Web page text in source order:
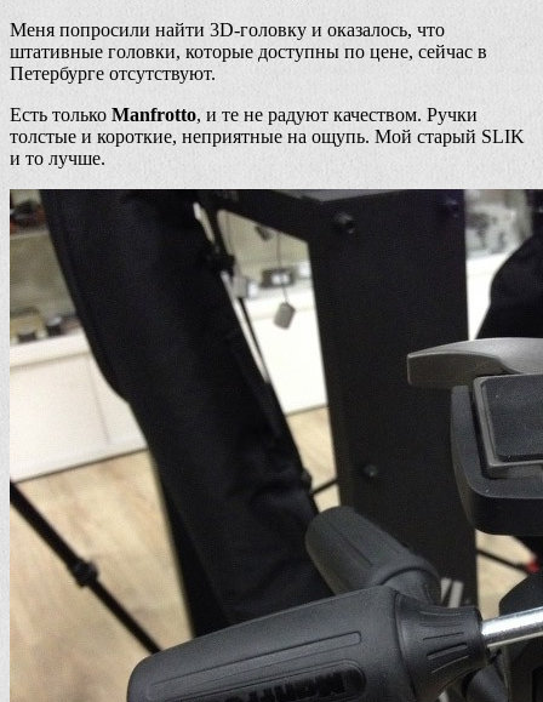
Меня попросили найти 3D-головку и оказалось, что
штативные головки, которые доступны по цене, сейчас в
Петербурге отсутствуют.
Есть только Manfrotto, и те не радуют качеством. Ручки
толстые и короткие, неприятные на ощупь. Мой старый SLIK
и то лучше.